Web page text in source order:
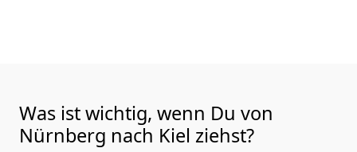
Was ist wichtig, wenn Du von
Nürnberg nach Kiel ziehst?